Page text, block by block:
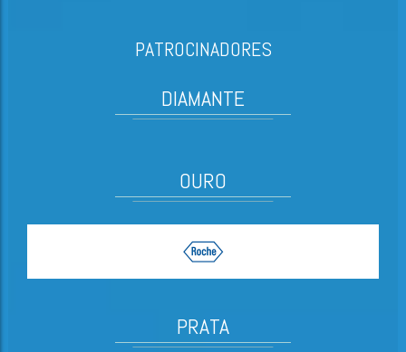
PATROCINADORES
DIAMANTE
OURO
PRATA